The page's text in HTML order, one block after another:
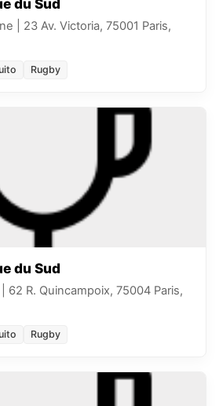
du Sud
23 Av. Victoria, 75001 Paris,
Rugby
du Sud
62 R. Quincampoix, 75004 Paris,
Rugby